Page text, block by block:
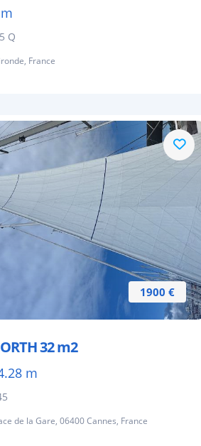
Q
France
1900 €
32 m2
m
de la Gare, 06400 Cannes, France